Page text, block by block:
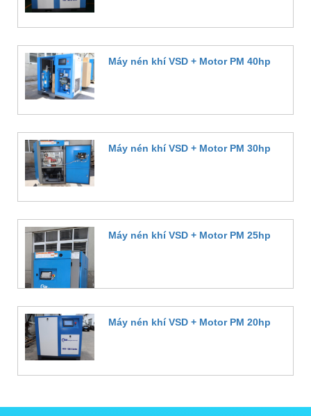
Máy nén khí VSD + Motor PM 40hp
Máy nén khí VSD + Motor PM 30hp
Máy nén khí VSD + Motor PM 25hp
Máy nén khí VSD + Motor PM 20hp